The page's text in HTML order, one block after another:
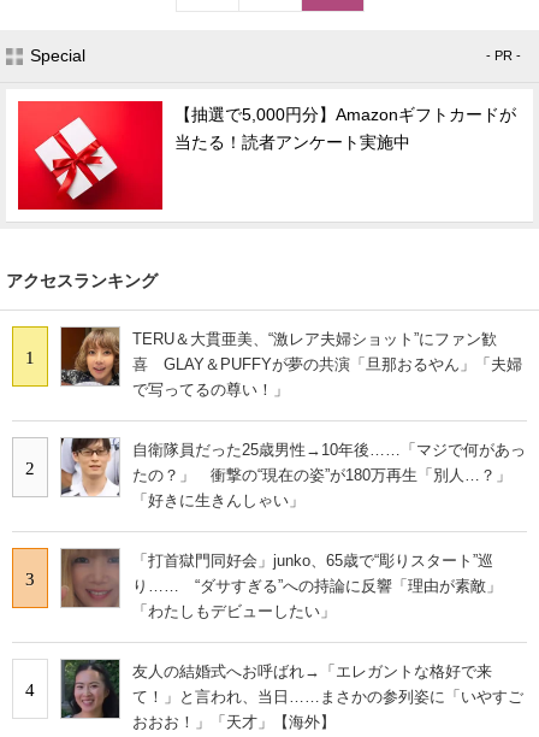
Special - PR -
【抽選で5,000円分】Amazonギフトカードが
当たる！読者アンケート実施中
アクセスランキング
1
TERU＆大貫亜美、“激レア夫婦ショット”にファン歓
喜 GLAY＆PUFFYが夢の共演「旦那おるやん」「夫婦
で写ってるの尊い！」
2
自衛隊員だった25歳男性→10年後……「マジで何があっ
たの？」 衝撃の“現在の姿”が180万再生「別人…？」
「好きに生きんしゃい」
3
「打首獄門同好会」junko、65歳で“彫りスタート”巡
り…… “ダサすぎる”への持論に反響「理由が素敵」
「わたしもデビューしたい」
4
友人の結婚式へお呼ばれ→「エレガントな格好で来
て！」と言われ、当日……まさかの参列姿に「いやすご
おおお！」「天才」【海外】